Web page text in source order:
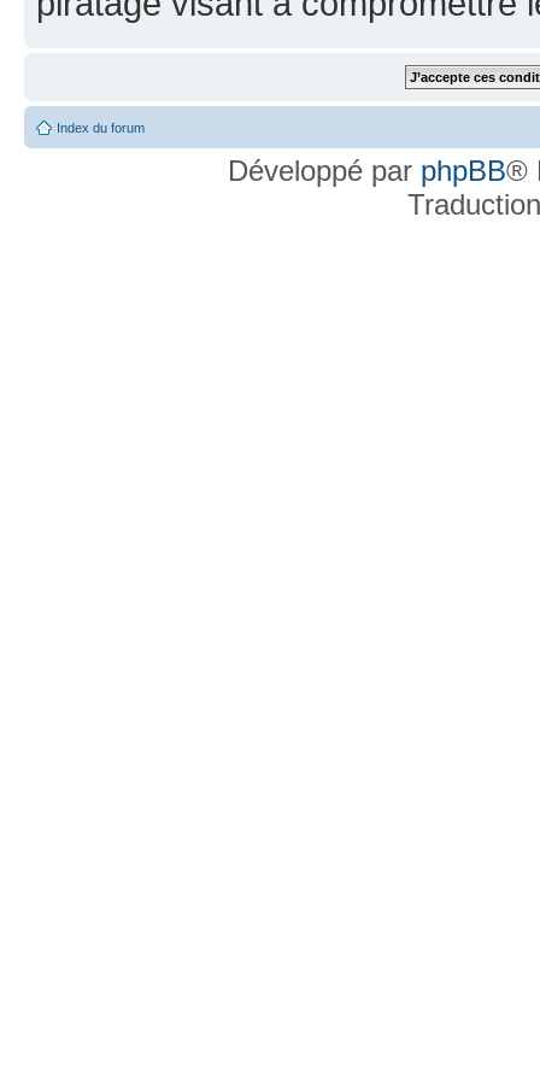
Index du forum
Développé par phpBB®